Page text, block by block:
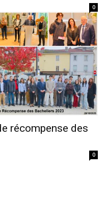
0
récompense des
0